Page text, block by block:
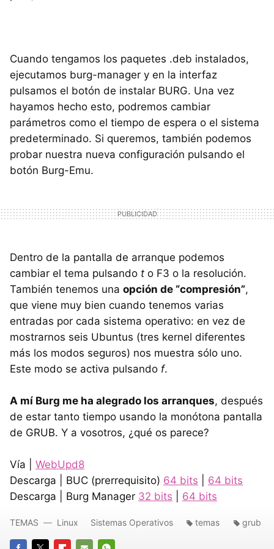
Cuando tengamos los paquetes .deb instalados,
ejecutamos burg-manager y en la interfaz
pulsamos el botón de instalar BURG. Una vez
hayamos hecho esto, podremos cambiar
parámetros como el tiempo de espera o el sistema
predeterminado. Si queremos, también podemos
probar nuestra nueva configuración pulsando el
botón Burg-Emu.
Dentro de la pantalla de arranque podemos
cambiar el tema pulsando t o F3 o la resolución.
También tenemos una opción de “compresión”,
que viene muy bien cuando tenemos varias
entradas por cada sistema operativo: en vez de
mostrarnos seis Ubuntus (tres kernel diferentes
más los modos seguros) nos muestra sólo uno.
Este modo se activa pulsando f.
A mí Burg me ha alegrado los arranques, después
de estar tanto tiempo usando la monótona pantalla
de GRUB. Y a vosotros, ¿qué os parece?
Vía | WebUpd8
Descarga | BUC (prerrequisito) 64 bits
64 bits
Descarga | Burg Manager 32 bits 64 bits
TEMAS Linux Sistemas Operativos temas grub